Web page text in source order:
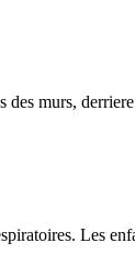
murs,
Les